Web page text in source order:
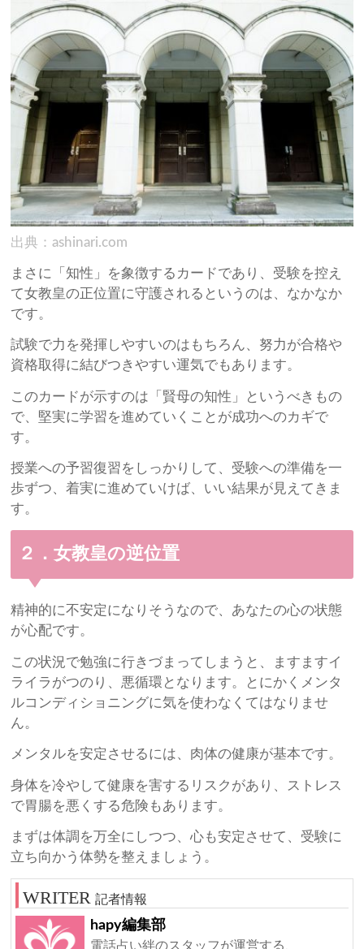
出典：ashinari.com
まさに「知性」を象徴するカードであり、受験を控え
て女教皇の正位置に守護されるというのは、なかなか
です。
試験で力を発揮しやすいのはもちろん、努力が合格や
資格取得に結びつきやすい運気でもあります。
このカードが示すのは「賢母の知性」というべきもの
で、堅実に学習を進めていくことが成功へのカギで
す。
授業への予習復習をしっかりして、受験への準備を一
歩ずつ、着実に進めていけば、いい結果が見えてきま
す。
２．女教皇の逆位置
精神的に不安定になりそうなので、あなたの心の状態
が心配です。
この状況で勉強に行きづまってしまうと、ますますイ
ライラがつのり、悪循環となります。とにかくメンタ
ルコンディショニングに気を使わなくてはなりませ
ん。
メンタルを安定させるには、肉体の健康が基本です。
身体を冷やして健康を害するリスクがあり、ストレス
で胃腸を悪くする危険もあります。
まずは体調を万全にしつつ、心も安定させて、受験に
立ち向かう体勢を整えましょう。
記者情報
hapy編集部
電話占い絆のスタッフが運営する、